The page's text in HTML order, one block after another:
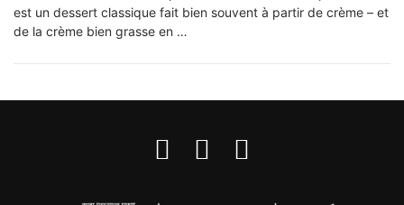
est un dessert classique fait bien souvent à partir de crème – et
de la crème bien grasse en …